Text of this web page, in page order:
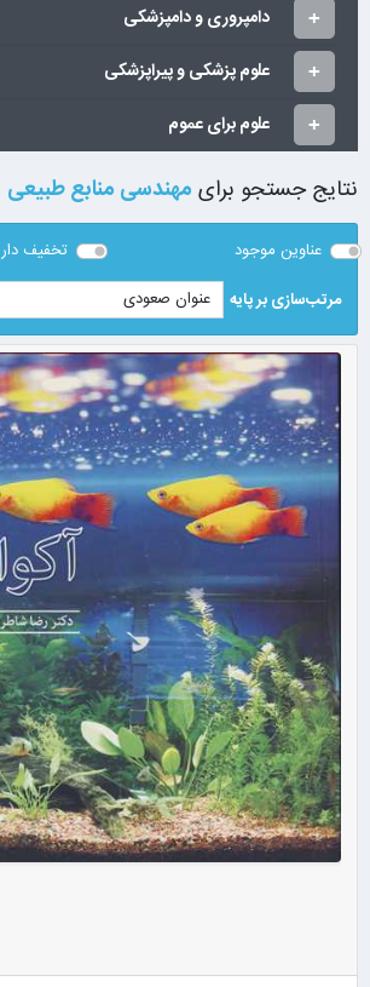
دامپروری و دامپزشکی
علوم پزشکی و پیراپزشکی
علوم برای عموم
نتایج جستجو برای مهندسی منابع طبیعی
عناوین موجود
تخفیف دار
مرتب‌سازی بر پایه